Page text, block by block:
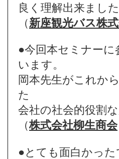
良く理解出来ました
（新座観光バス株
●今回本セミナー
います。
岡本先生がこれか
た
会社の社会的役割
（株式会社柳生商会
●とても面白かっ